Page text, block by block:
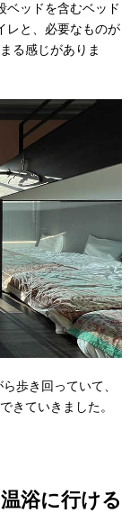
ベッドを含むベッド
レと、必要なものが
る感じがありま
歩き回っていて、
きていきました。
浴に行ける